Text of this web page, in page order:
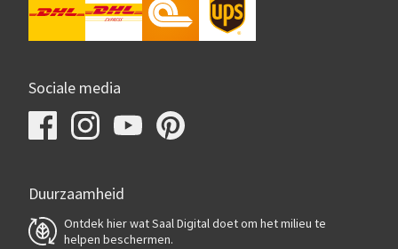
Sociale media
Duurzaamheid
Ontdek hier wat Saal Digital doet om het milieu te
helpen beschermen.